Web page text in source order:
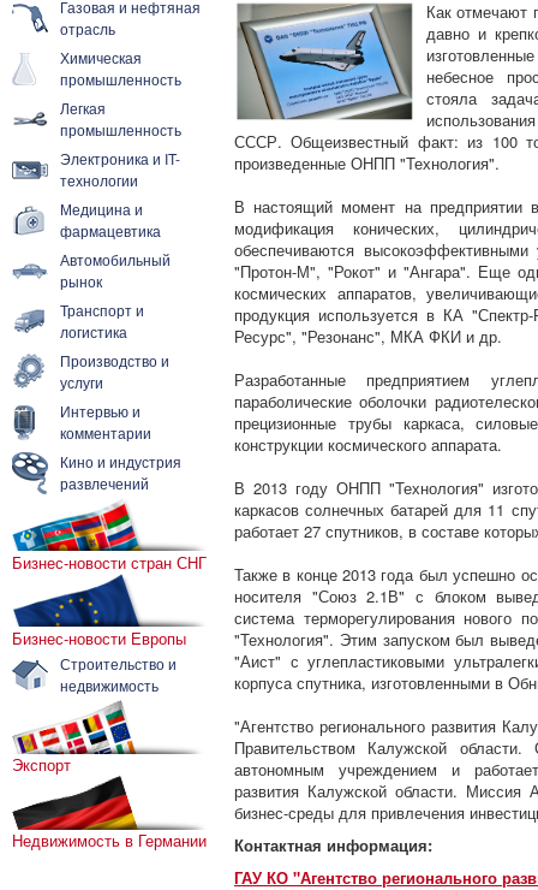
Газовая и нефтяная
отрасль
Химическая
промышленность
Легкая
промышленность
Электроника и IT-
технологии
Медицина и
фармацевтика
Автомобильный
рынок
Транспорт и
логистика
Производство и
услуги
Интервью и
комментарии
Кино и индустрия
развлечений
Бизнес-новости стран СНГ
Бизнес-новости Европы
Строительство и
недвижимость
Экспорт
Недвижимость в Германии
Как отмечают
давно и
небесное
стояла
СССР. Общеизвестный факт: из 100
произведенные ОНПП "Технология".
В настоящий момент на предприятии
модификация конических,
обеспечиваются высокоэффективными
"Протон-М", "Рокот" и "Ангара". Еще
космических аппаратов,
продукция используется в КА
Ресурс", "Резонанс", МКА ФКИ и др.
Разработанные предприятием
параболические оболочки
прецизионные трубы каркаса,
конструкции космического аппарата.
В 2013 году ОНПП "Технология"
каркасов солнечных батарей для 11
работает 27 спутников, в составе
Также в конце 2013 года был успешно
носителя "Союз 2.1В" с блоком
система терморегулирования нового
"Технология". Этим запуском был
"Аист" с углепластиковыми
корпуса спутника, изготовленными в
"Агентство регионального развития
Правительством Калужской
автономным учреждением и
развития Калужской области. Миссия
бизнес-среды для привлечения
Контактная информация:
ГАУ КО "Агентство регионального